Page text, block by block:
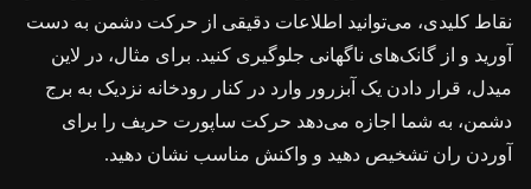
نقاط کلیدی، می‌توانید اطلاعات دقیقی از حرکت دشمن به دست
آورید و از گانک‌های ناگهانی جلوگیری کنید. برای مثال، در لاین
میدل، قرار دادن یک آبزرور وارد در کنار رودخانه نزدیک به برج
دشمن، به شما اجازه می‌دهد حرکت ساپورت حریف را برای
آوردن ران تشخیص دهید و واکنش مناسب نشان دهید.